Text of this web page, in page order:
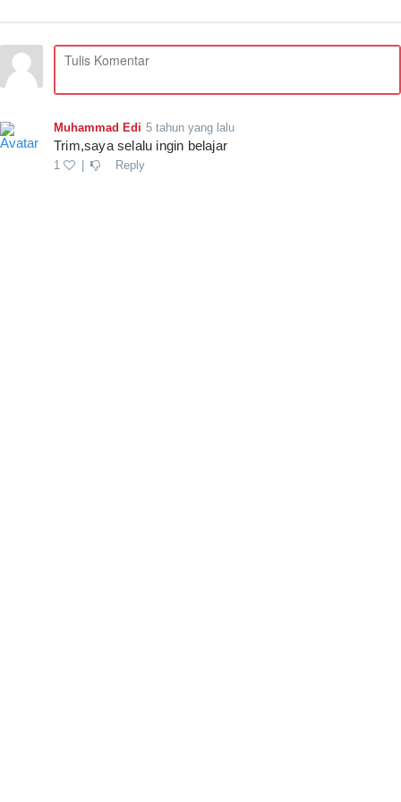
Muhammad Edi 5 tahun yang lalu
Trim,saya selalu ingin belajar
1 Reply